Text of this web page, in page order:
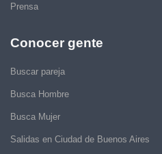
Prensa
Conocer gente
Buscar pareja
Busca Hombre
Busca Mujer
Salidas en Ciudad de Buenos Aires